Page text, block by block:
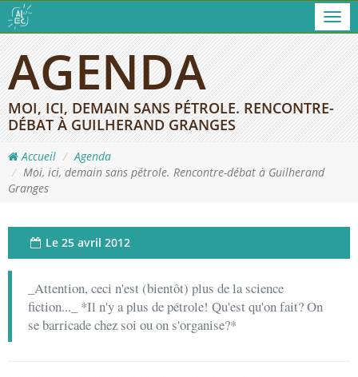
AGENDA
MOI, ICI, DEMAIN SANS PÉTROLE. RENCONTRE-
DÉBAT À GUILHERAND GRANGES
Accueil
Agenda
Moi, ici, demain sans pétrole. Rencontre-débat à Guilherand
Granges
Le 25 avril 2012
_Attention, ceci n'est (bientôt) plus de la science
fiction..._ *Il n'y a plus de pétrole! Qu'est qu'on fait? On
se barricade chez soi ou on s'organise?*